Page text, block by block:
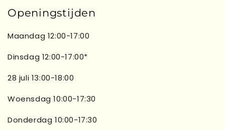
Openingstijden
Maandag 12:00-17:00
Dinsdag 12:00-17:00*
28 juli 13:00-18:00
Woensdag 10:00-17:30
Donderdag 10:00-17:30